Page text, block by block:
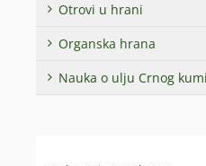
Otrovi u hrani
Organska hrana
Nauka o ulju Crnog